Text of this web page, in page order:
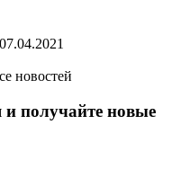
07.04.2021
новостей
получайте новые